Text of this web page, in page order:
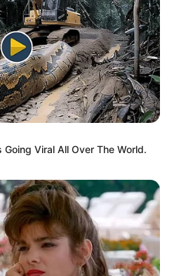
:
Viral All Over The World.